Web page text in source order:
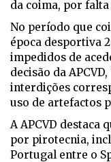
da coima, por falta
No período que
época desportiva
impedidos de
decisão da
interdições
uso de artefactos
A APCVD destaca
por pirotecnia,
Portugal entre o